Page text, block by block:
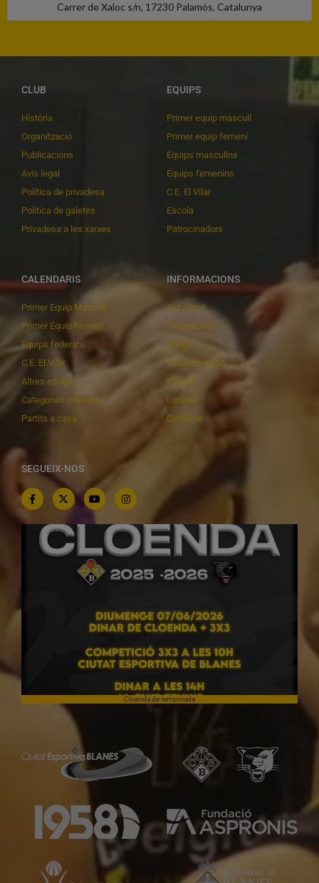
Carrer de Xaloc s/n, 17230 Palamós, Catalunya
CLUB
Història
Organització
Publicacions
Avís legal
Política de privadesa
Política de galetes
Privadesa a les xarxes
EQUIPS
Primer equip masculí
Primer equip femení
Equips masculins
Equips femenins
C.E. El Vilar
Escola
Patrocinadors
CALENDARIS
Primer Equip Masculí
Primer Equip Femení
Equips federats
C.E. El Vilar
Altres equips
Categories inferiors
Partits a casa
INFORMACIONS
Actualitat
Inscripcions
Botiga
Documentació
Playoff
Intranet
Contacte
SEGUEIX-NOS
Cloenda de temporada